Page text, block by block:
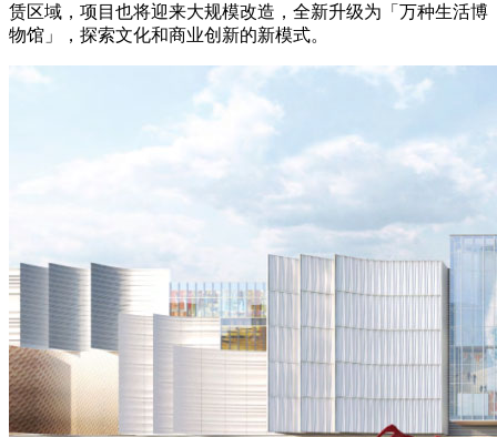
赁区域，项目也将迎来大规模改造，全新升级为「万种生活博
物馆」，探索文化和商业创新的新模式。